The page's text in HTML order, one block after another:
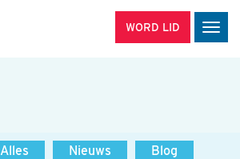
WORD LID
Alles Nieuws
Blog